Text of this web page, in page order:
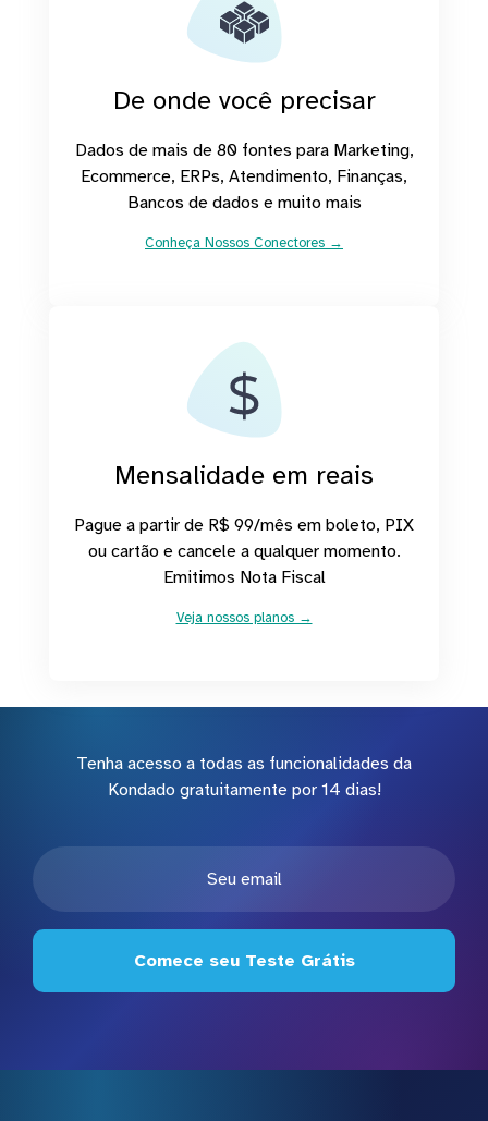
De onde você precisar
Dados de mais de 80 fontes para Marketing,
Ecommerce, ERPs, Atendimento, Finanças,
Bancos de dados e muito mais
Conheça Nossos Conectores →
Mensalidade em reais
Pague a partir de R$ 99/mês em boleto, PIX
ou cartão e cancele a qualquer momento.
Emitimos Nota Fiscal
Veja nossos planos →
Tenha acesso a todas as funcionalidades da
Kondado gratuitamente por 14 dias!
Comece seu Teste Grátis